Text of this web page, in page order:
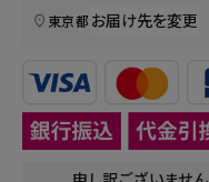
東京都 お届け先を変更